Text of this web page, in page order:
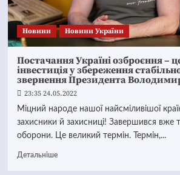
Новини Новини України
Постачання Україні озброєння –
інвестиція у збереження
звернення Президента
23:35 24.05.2022
Міцний народе нашої найсміливішої
захисники й захисниці! Завершився вже
оборони. Це великий термін. Термін,...
Детальніше